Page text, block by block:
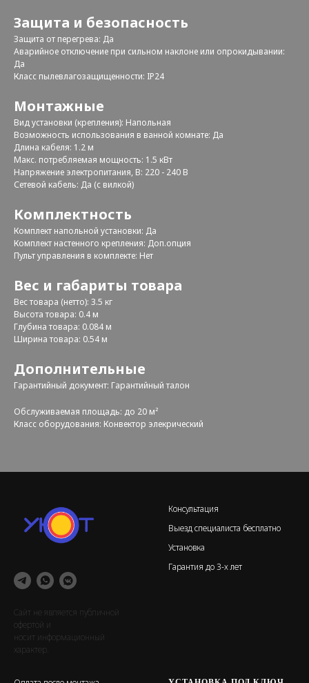
Защита и безопасность
Защита от перегрева: Да
Аварийное отключение при сильном наклоне или опрокидывании:
Да
Класс пылевлагозащищенности: IP24
Монтажные
Вид установки (крепления): Напольная
Возможность использования в ванной комнате: Да
Длина кабеля: 1.2 м
Макс. потребляемая мощность: 1.5 кВт
Напряжение электропитания, В: 220 - 240 В
Сетевой кабель: Да (с вилкой)
Комплектность
Комплект напольной установки: Да
Комплект настенного крепления: Доп.опция
Пульт управления в комплекте: Нет
Вес и габариты товара
Вес товара (нетто): 3.5 кг
Высота товара: 0.4 м
Глубина товара: 0.084 м
Ширина товара: 0.54 м
Дополнительные
Гарантийный документ: Гарантийный талон
Обслуживаемая площадь: до 20 м²
Класс оборудования: Конвектор элекрический
Сайт не является публичной
офертой и
носит информационный
характер.
Консультация
Выезд специалиста бесплатно
Установка
Гарантия до 3-х лет